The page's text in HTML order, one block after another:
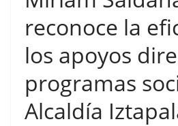
reconoce la
los apoyos
programas
Alcaldía